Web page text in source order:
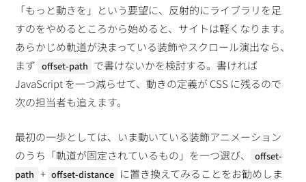
「もっと動きを」という要望に、反射的にライブラリを足
すのをやめるところから始めると、サイトは軽くなります。
あらかじめ軌道が決まっている装飾やスクロール演出なら、
まず offset-path で書けないかを検討する。書ければ
JavaScript を一つ減らせて、動きの定義が CSS に残るので
次の担当者も追えます。
最初の一歩としては、いま動いている装飾アニメーション
のうち「軌道が固定されているもの」を一つ選び、
offset-
path + offset-distance に置き換えてみることをお勧めしま